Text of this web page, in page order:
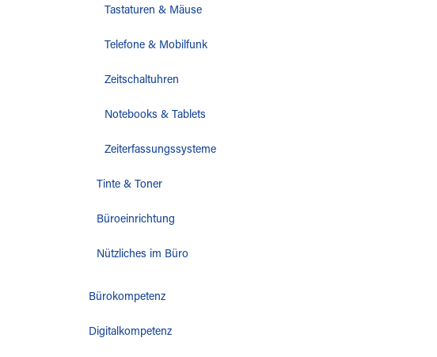
Tastaturen & Mäuse
Telefone & Mobilfunk
Zeitschaltuhren
Notebooks & Tablets
Zeiterfassungssysteme
Tinte & Toner
Büroeinrichtung
Nützliches im Büro
Bürokompetenz
Digitalkompetenz